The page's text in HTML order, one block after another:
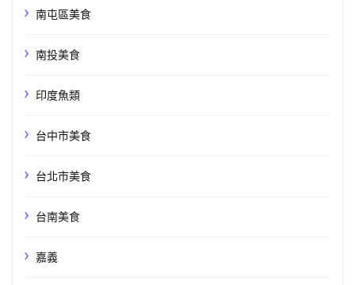
南屯區美食
南投美食
印度魚類
台中市美食
台北市美食
台南美食
嘉義